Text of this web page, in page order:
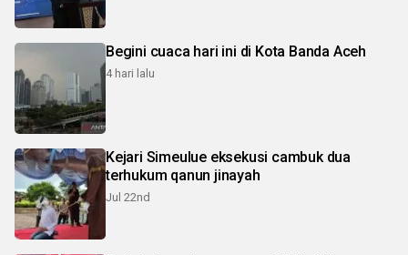
Begini cuaca hari ini di Kota Banda Aceh
4 hari lalu
Kejari Simeulue eksekusi cambuk dua
terhukum qanun jinayah
Jul 22nd